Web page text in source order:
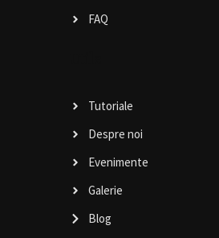
FAQ
Tutoriale
Despre noi
Evenimente
Galerie
Blog